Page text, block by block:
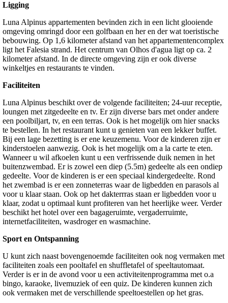
Ligging
Luna Alpinus appartementen bevinden zich in een licht glooiende
omgeving omringd door een golfbaan en her en der wat toeristische
bebouwing. Op 1,6 kilometer afstand van het appartementencomplex
ligt het Falesia strand. Het centrum van Olhos d'agua ligt op ca. 2
kilometer afstand. In de directe omgeving zijn er ook diverse
winkeltjes en restaurants te vinden.
Faciliteiten
Luna Alpinus beschikt over de volgende faciliteiten; 24-uur receptie,
loungen met zitgedeelte en tv. Er zijn diverse bars met onder andere
een poolbiljart, tv, en een terras. Ook is het mogelijk om hier snacks
te bestellen. In het restaurant kunt u genieten van een lekker buffet.
Bij een lage bezetting is er ene keuzemenu. Voor de kinderen zijn er
kinderstoelen aanwezig. Ook is het mogelijk om a la carte te eten.
Wanneer u wil afkoelen kunt u een verfrissende duik nemen in het
buitenzwembad. Er is zowel een diep (5.5m) gedeelte als een ondiep
gedeelte. Voor de kinderen is er een speciaal kindergedeelte. Rond
het zwembad is er een zonneterras waar de ligbedden en parasols al
voor u klaar staan. Ook op het dakterrras staan er ligbedden voor u
klaar, zodat u optimaal kunt profiteren van het heerlijke weer. Verder
beschikt het hotel over een bagageruimte, vergaderruimte,
internetfaciliteiten, wasdroger en wasmachine.
Sport en Ontspanning
U kunt zich naast bovengenoemde faciliteiten ook nog vermaken met
faciliteiten zoals een pooltafel en shuffletafel of speeltautomaat.
Verder is er in de avond voor u een activiteitenprogramma met o.a
bingo, karaoke, livemuziek of een quiz. De kinderen kunnen zich
ook vermaken met de verschillende speeltoestellen op het gras.